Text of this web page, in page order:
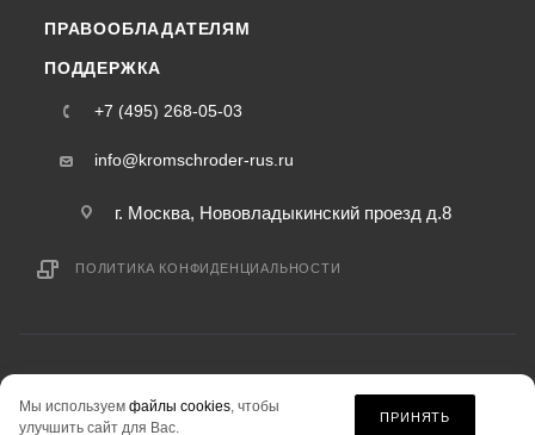
ПРАВООБЛАДАТЕЛЯМ
ПОДДЕРЖКА
+7 (495) 268-05-03
info@kromschroder-rus.ru
г. Москва, Нововладыкинский проезд д.8
ПОЛИТИКА КОНФИДЕНЦИАЛЬНОСТИ
информация на сайте «kromschroder-rus.ru» не является публичной офертой.
Мы используем файлы cookies, чтобы
улучшить сайт для Вас.
ПРИНЯТЬ